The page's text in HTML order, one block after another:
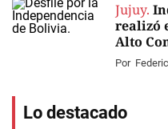
Jujuy.
realizó
Alto
Por
Lo destacado